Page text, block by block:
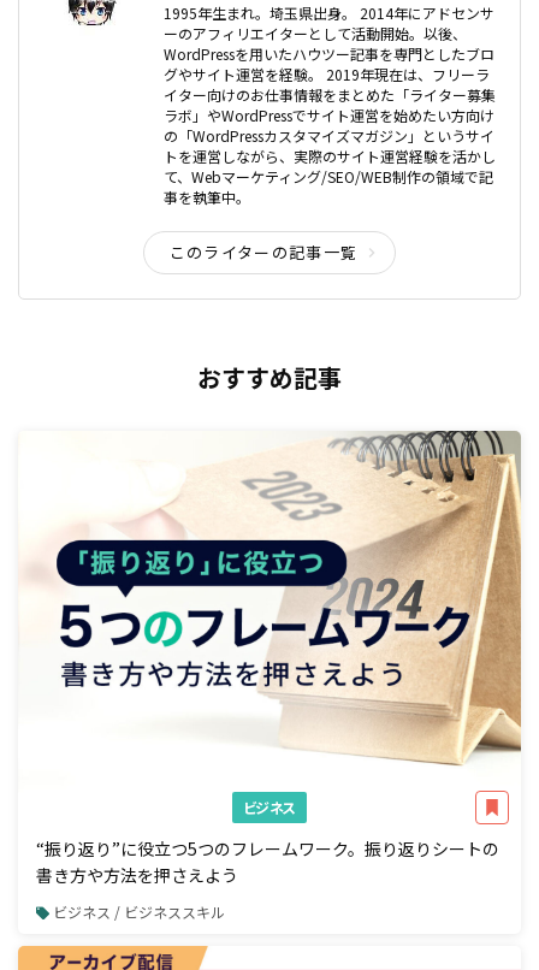
1995年生まれ。埼玉県出身。 2014年にアドセンサ
ーのアフィリエイターとして活動開始。以後、
WordPressを用いたハウツー記事を専門としたブロ
グやサイト運営を経験。 2019年現在は、フリーラ
イター向けのお仕事情報をまとめた「ライター募集
ラボ」やWordPressでサイト運営を始めたい方向け
の「WordPressカスタマイズマガジン」というサイ
トを運営しながら、実際のサイト運営経験を活かし
て、Webマーケティング/SEO/WEB制作の領域で記
事を執筆中。
このライターの記事一覧
おすすめ記事
ビジネス
“振り返り”に役立つ5つのフレームワーク。振り返りシートの
書き方や方法を押さえよう
ビジネス / ビジネススキル